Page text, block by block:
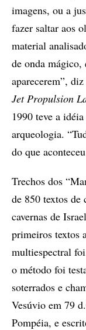
imagens, ou a
fazer saltar aos
material
de onda mágico,
aparecerem”,
Jet Propulsion
1990 teve a
arqueologia.
do que
Trechos dos
de 850 textos de
cavernas de
primeiros textos
multiespectral
o método foi
soterrados e
Vesúvio em 79
Pompéia, e